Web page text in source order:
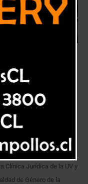
una orden de no
en la dispersión de
Patricio Sanhueza; de la
Técnica
académico de la
Velásquez, junto a
Clínica Jurídica de la UV y
de Género de la